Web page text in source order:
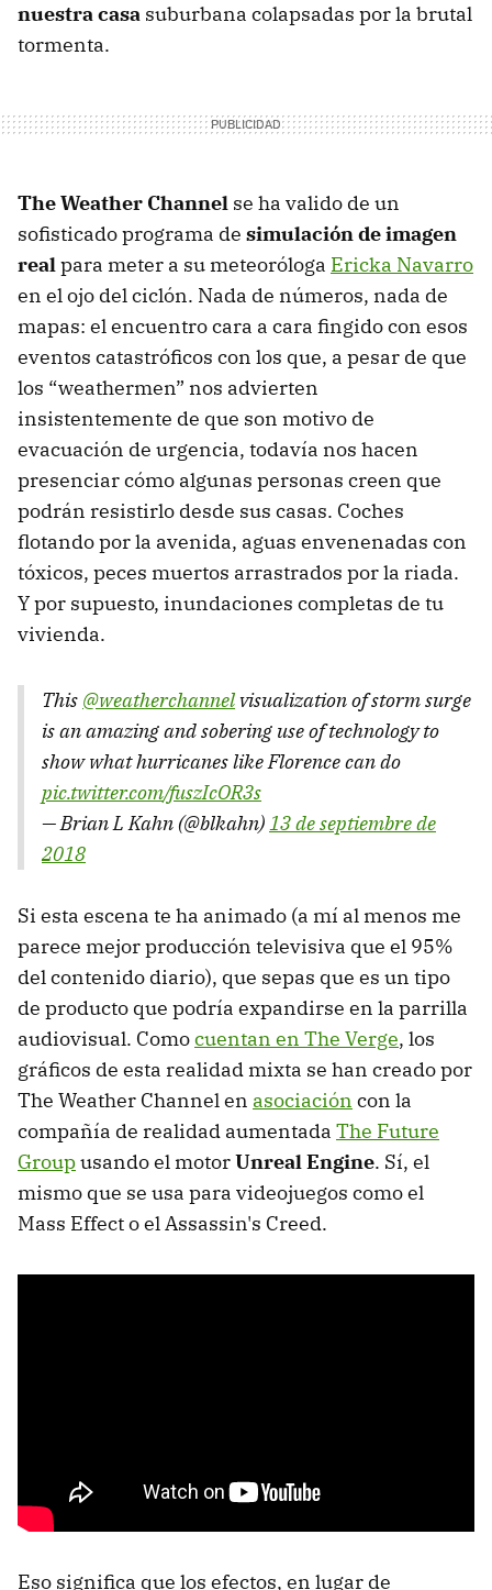
nuestra casa suburbana colapsadas por la brutal
tormenta.
The Weather Channel se ha valido de un
sofisticado programa de simulación de imagen
realpara meter a su meteoróloga Ericka Navarro
en el ojo del ciclón. Nada de números, nada de
mapas: el encuentro cara a cara fingido con esos
eventos catastróficos con los que, a pesar de que
los “weathermen” nos advierten
insistentemente de que son motivo de
evacuación de urgencia, todavía nos hacen
presenciar cómo algunas personas creen que
podrán resistirlo desde sus casas. Coches
flotando por la avenida, aguas envenenadas con
tóxicos, peces muertos arrastrados por la riada.
Y por supuesto, inundaciones completas de tu
vivienda.
This @weatherchannelvisualization of storm surge
is an amazing and sobering use of technology to
show what hurricanes like Florence can do
pic.twitter.com/fuszIcOR3s
— Brian L Kahn (@blkahn)13 de septiembre de
2018
Si esta escena te ha animado (a mí al menos me
parece mejor producción televisiva que el 95%
del contenido diario), que sepas que es un tipo
de producto que podría expandirse en la parrilla
audiovisual. Comocuentan en The Verge, los
gráficos de esta realidad mixta se han creado por
The Weather Channel en asociación con la
compañía de realidad aumentada The Future
Groupusando el motorUnreal Engine. Sí, el
mismo que se usa para videojuegos como el
Mass Effect o el Assassin's Creed.
Eso significa que los efectos, en lugar de